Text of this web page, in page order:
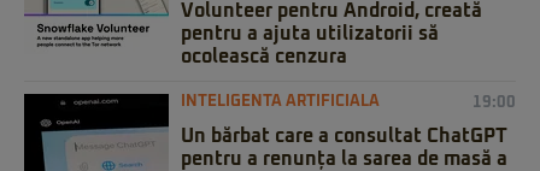
Volunteer pentru Android, creată
pentru a ajuta utilizatorii să
ocolească cenzura
INTELIGENTA ARTIFICIALA 19:00
Un bărbat care a consultat ChatGPT
pentru a renunța la sarea de masă a